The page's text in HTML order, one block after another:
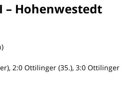
– Hohenwestedt
2:0 Ottilinger (35.), 3:0 Ottilinger